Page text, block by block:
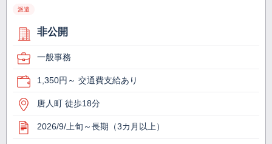
派遣
非公開
一般事務
1,350円～ 交通費支給あり
唐人町 徒歩18分
2026/9/上旬～長期（3カ月以上）